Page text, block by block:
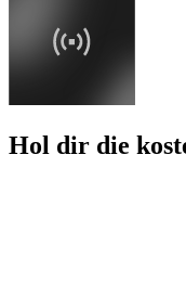
Hol dir die